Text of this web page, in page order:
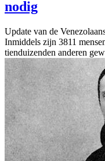
nodig
Update van de
Inmiddels zijn 3811
tienduizenden anderen